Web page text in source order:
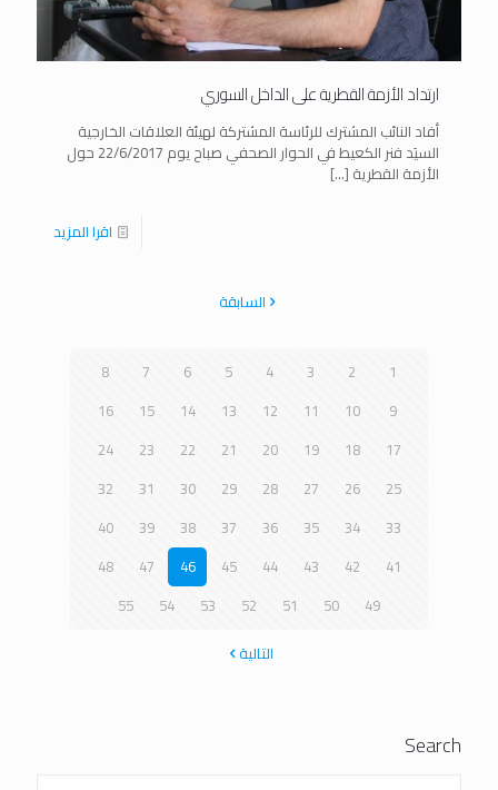
ارتداد الأزمة القطرية على الداخل السوري
أفاد النائب المشترك للرئاسة المشتركة لهيئة العلاقات الخارجية
السيَد فنر الكعيط في الحوار الصحفي صباح يوم 22/6/2017 حول
الأزمة القطرية […]
اقرا المزيد
السابقة
1
2
3
4
5
6
7
8
9
10
11
12
13
14
15
16
17
18
19
20
21
22
23
24
25
26
27
28
29
30
31
32
33
34
35
36
37
38
39
40
41
42
43
44
45
46
47
48
49
50
51
52
53
54
55
التالية
Search